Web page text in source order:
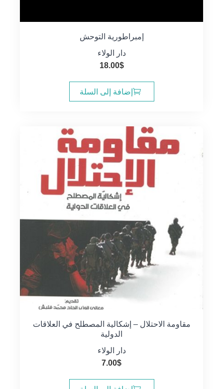
إمبراطورية التوحش
دار الولاء
18.00$
إضافة إلى السلة
مقاومة الاحتلال – إشكالية المصطلح في العلاقات
الدولية
دار الولاء
7.00$